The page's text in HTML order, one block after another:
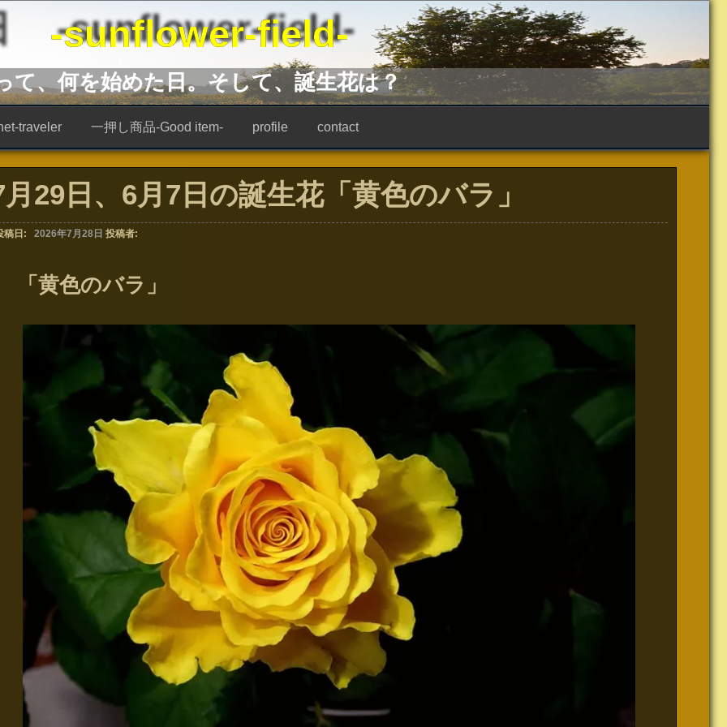
-sunflower-field-
、何を始めた日。そして、誕生花は？
traveler 一押し商品-Good item- profile contact
29日、6月7日の誕生花「黄色のバラ」
稿日: 2026年7月28日 投稿者:
「黄色のバラ」